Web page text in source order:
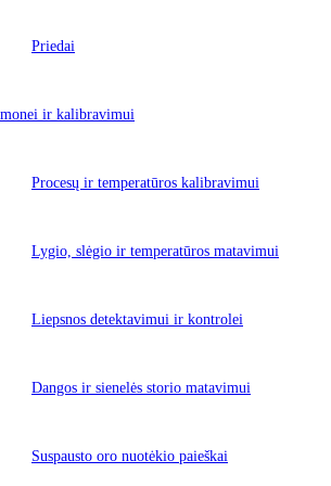
Priedai
ir kalibravimui
Procesų ir temperatūros kalibravimui
Lygio, slėgio ir temperatūros matavimui
Liepsnos detektavimui ir kontrolei
Dangos ir sienelės storio matavimui
Suspausto oro nuotėkio paieškai
BAT – Baterijų
BAT - Baterijų komplektas siųstuvui